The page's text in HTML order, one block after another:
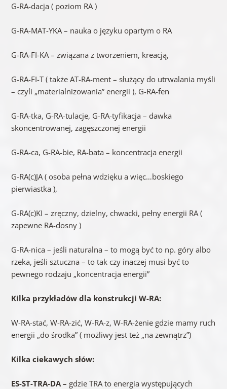
G-RA-dacja ( poziom RA )
G-RA-MAT-YKA – nauka o języku opartym o RA
G-RA-FI-KA – związana z tworzeniem, kreacją,
G-RA-FI-T ( także AT-RA-ment – służący do utrwalania myśli
– czyli „materialnizowania” energii ), G-RA-fen
G-RA-tka, G-RA-tulacje, G-RA-tyfikacja – dawka
skoncentrowanej, zagęszczonej energii
G-RA-ca, G-RA-bie, RA-bata – koncentracja energii
G-RA(c)JA ( osoba pełna wdzięku a więc…boskiego
pierwiastka ),
G-RA(c)KI – zręczny, dzielny, chwacki, pełny energii RA (
zapewne RA-dosny )
G-RA-nica – jeśli naturalna – to mogą być to np. góry albo
rzeka, jeśli sztuczna – to tak czy inaczej musi być to
pewnego rodzaju „koncentracja energii”
Kilka przykładów dla konstrukcji W-RA:
W-RA-stać, W-RA-zić, W-RA-z, W-RA-żenie gdzie mamy ruch
energii „do środka” ( możliwy jest też „na zewnątrz”)
Kilka ciekawych słów:
ES-ST-TRA-DA – gdzie TRA to energia występujących